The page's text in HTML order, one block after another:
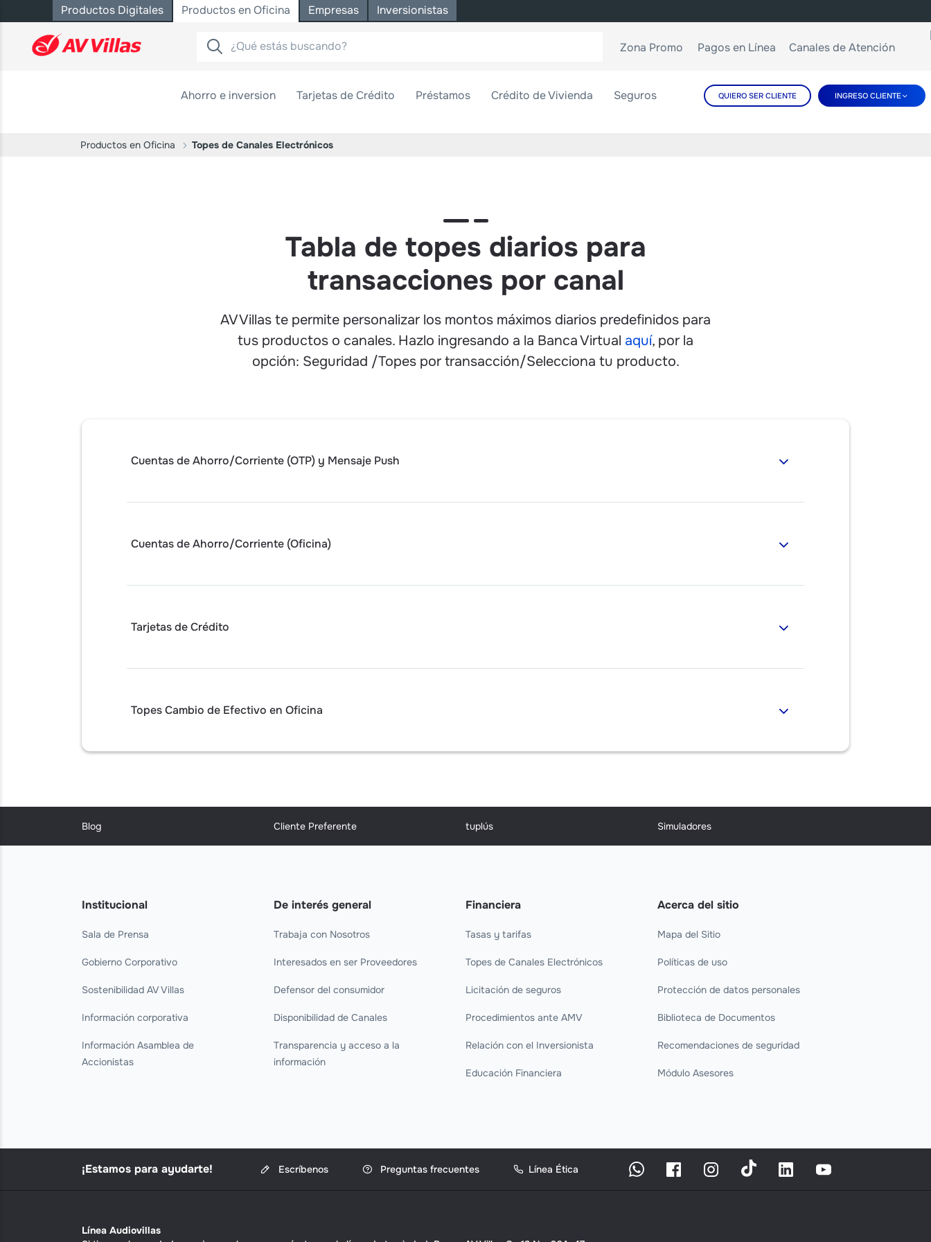
Saltar al contenido principal
Productos Digitales Productos en Oficina Empresas Inversionistas
Zona Promo Pagos en Línea Canales de Atención
Ahorro e inversion Tarjetas de Crédito Préstamos Crédito de Vivienda Seguros QUIERO SER CLIENTE INGRESO CLIENTE
Productos en Oficina Topes de Canales Electrónicos
Tabla de topes diarios para
transacciones por canal
AV Villas te permite personalizar los montos máximos diarios predefinidos para
tus productos o canales. Hazlo ingresando a la Banca Virtual aquí, por la
opción: Seguridad /Topes por transacción/Selecciona tu producto.
Cuentas de Ahorro/Corriente (OTP) y Mensaje Push
Cuentas de Ahorro/Corriente (Oficina)
Tarjetas de Crédito
Topes Cambio de Efectivo en Oficina
Blog Cliente Preferente tuplús Simuladores
Institucional
Sala de Prensa
Gobierno Corporativo
Sostenibilidad AV Villas
Información corporativa
Información Asamblea de
Accionistas
De interés general
Trabaja con Nosotros
Interesados en ser Proveedores
Defensor del consumidor
Disponibilidad de Canales
Transparencia y acceso a la
información
Financiera
Tasas y tarifas
Topes de Canales Electrónicos
Licitación de seguros
Procedimientos ante AMV
Relación con el Inversionista
Educación Financiera
Acerca del sitio
Mapa del Sitio
Políticas de uso
Protección de datos personales
Biblioteca de Documentos
Recomendaciones de seguridad
Módulo Asesores
¡Estamos para ayudarte! Escríbenos Preguntas frecuentes Línea Ética
Línea Audiovillas